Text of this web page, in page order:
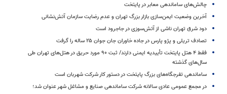
چالش‌های ساماندهی معابر در پایتخت
آخرین وضعیت ایمن‌سازی بازار بزرگ تهران و عدم رضایت سازمان آتش‌نشانی
دود شرق تهران ناشی از آتش‌سوزی در جاجرود است
تصادف تریلی و پژو پارس در جاده خاوران جان جوان ۲۵ ساله را گرفت
فقط ۴ هتل پایتخت تأییدیه ایمنی دارند/ ثبت ۹۰ مورد حریق در هتل‌های تهران طی
سال‌های گذشته
ساماندهی تفرجگاه‌های بزرگ پایتخت در دستور کار شرکت شهربان است
در مجمع عمومی عادی سالانه شرکت ساماندهی صنایع و مشاغل شهر عنوان شد؛